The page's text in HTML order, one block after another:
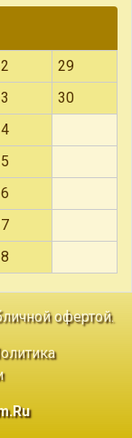
29
30
офертой.